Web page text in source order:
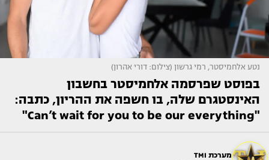
נטע אלחמיסטר, רמי גרשון (צילום: דורי אהרון)
בפוסט שפרסמה אלחמיסטר בחשבון
האינסטגרם שלה, בו חשפה את ההריון, כתבה:
"Can’t wait for you to be our everything"
מערכת TMI